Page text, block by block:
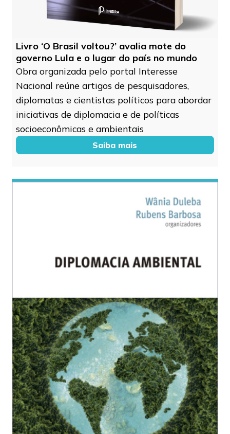
Livro ‘O Brasil voltou?’ avalia mote do
governo Lula e o lugar do país no mundo
Obra organizada pelo portal Interesse
Nacional reúne artigos de pesquisadores,
diplomatas e cientistas políticos para abordar
iniciativas de diplomacia e de políticas
socioeconômicas e ambientais
Saiba mais